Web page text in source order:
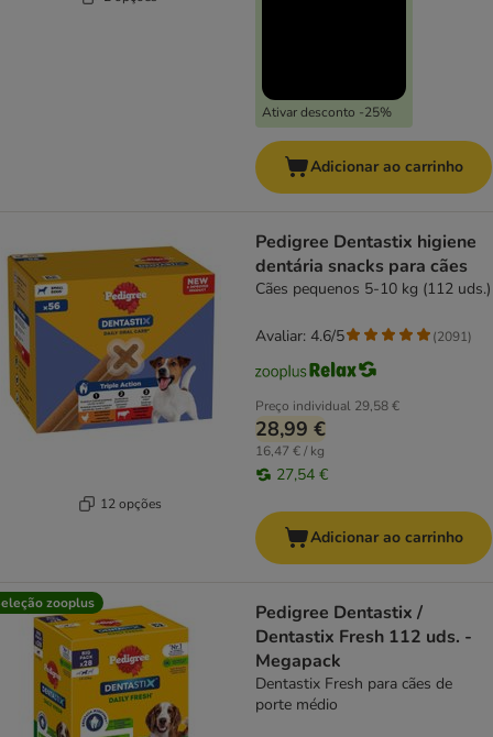
Ativar desconto -25%
Adicionar ao carrinho
12 opções
Pedigree Dentastix higiene
dentária snacks para cães
Cães pequenos 5-10 kg (112 uds.)
Preço individual 29,58 €
28,99 €
16,47 € / kg
27,54 €
Avaliar: 4.6/5 (2091)
Adicionar ao carrinho
zooplus
Pedigree Dentastix /
Dentastix Fresh 112 uds. -
Megapack
Dentastix Fresh para cães de
porte médio